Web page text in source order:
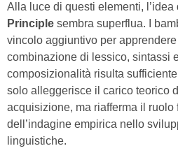
Alla luce di questi elementi, l’idea
Principle sembra superflua. I
vincolo aggiuntivo per
combinazione di lessico, sintassi
composizionalità risulta
solo alleggerisce il carico teorico
acquisizione, ma riafferma il ruolo
dell’indagine empirica nello
linguistiche.